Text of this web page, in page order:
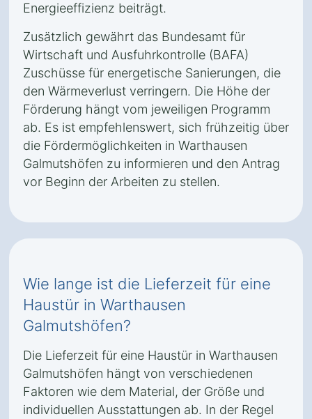
Energieeffizienz beiträgt.
Zusätzlich gewährt das Bundesamt für
Wirtschaft und Ausfuhrkontrolle (BAFA)
Zuschüsse für energetische Sanierungen, die
den Wärmeverlust verringern. Die Höhe der
Förderung hängt vom jeweiligen Programm
ab. Es ist empfehlenswert, sich frühzeitig über
die Fördermöglichkeiten in Warthausen
Galmutshöfen zu informieren und den Antrag
vor Beginn der Arbeiten zu stellen.
Wie lange ist die Lieferzeit für eine
Haustür in Warthausen
Galmutshöfen?
Die Lieferzeit für eine Haustür in Warthausen
Galmutshöfen hängt von verschiedenen
Faktoren wie dem Material, der Größe und
individuellen Ausstattungen ab. In der Regel